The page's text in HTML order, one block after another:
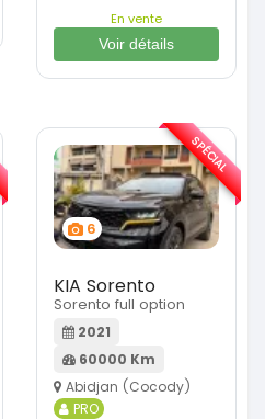
En vente
Voir détails
6
KIA Sorento
Sorento full option
2021
60000 Km
Abidjan (Cocody)
PRO
SPÉCIAL